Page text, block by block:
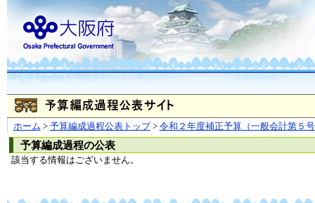
ホーム > 予算編成過程公表トップ> 令和２年度補正予算（一般会計第５
予算編成過程の公表
該当する情報はございません。